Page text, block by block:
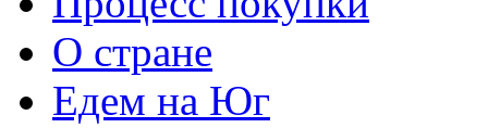
О стране
Едем на Юг